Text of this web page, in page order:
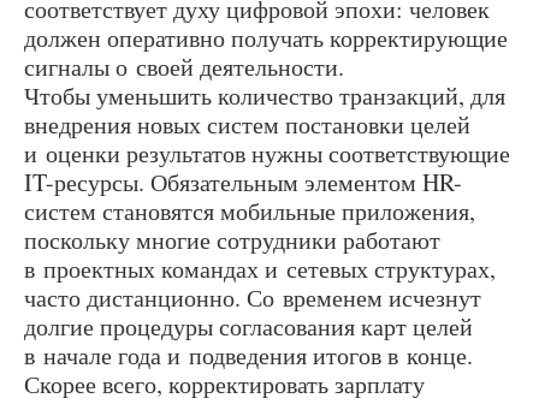
соответствует духу цифровой эпохи: человек
должен оперативно получать корректирующие
сигналы о своей деятельности.
Чтобы уменьшить количество транзакций, для
внедрения новых систем постановки целей
и оценки результатов нужны соответствующие
IT-ресурсы. Обязательным элементом HR-
систем становятся мобильные приложения,
поскольку многие сотрудники работают
в проектных командах и сетевых структурах,
часто дистанционно. Со временем исчезнут
долгие процедуры согласования карт целей
в начале года и подведения итогов в конце.
Скорее всего, корректировать зарплату